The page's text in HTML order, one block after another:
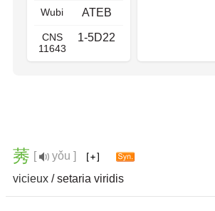
Wubi ATEB
CNS
11643
1-5D22
莠 [
yǒu ]
vicieux / setaria viridis